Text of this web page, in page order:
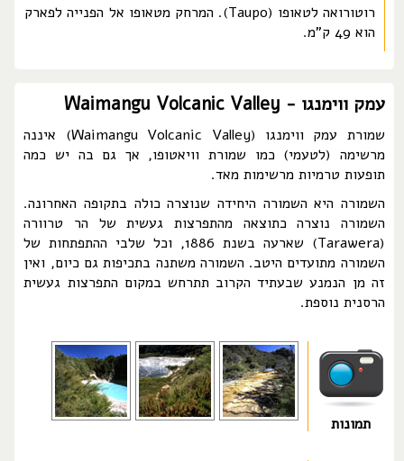
רוטורואה לטאופו (Taupo). המרחק מטאופו אל הפנייה לפארק
הוא 49 ק"מ.
עמק ווימנגו - Waimangu Volcanic Valley
שמורת עמק ווימנגו (Waimangu Volcanic Valley) איננה
מרשימה (לטעמי) כמו שמורת וויאטופו, אך גם בה יש כמה
תופעות טרמיות מרשימות מאד.
השמורה היא השמורה היחידה שנוצרה כולה בתקופה האחרונה.
השמורה נוצרה כתוצאה מהתפרצות געשית של הר טרוורה
(Tarawera) שארעה בשנת 1886, וכל שלבי ההתפתחות של
השמורה מתועדים היטב. השמורה משתנה בתכיפות גם כיום, ואין
זה מן הנמנע שבעתיד הקרוב תתרחש במקום התפרצות געשית
הרסנית נוספת.
תמונות